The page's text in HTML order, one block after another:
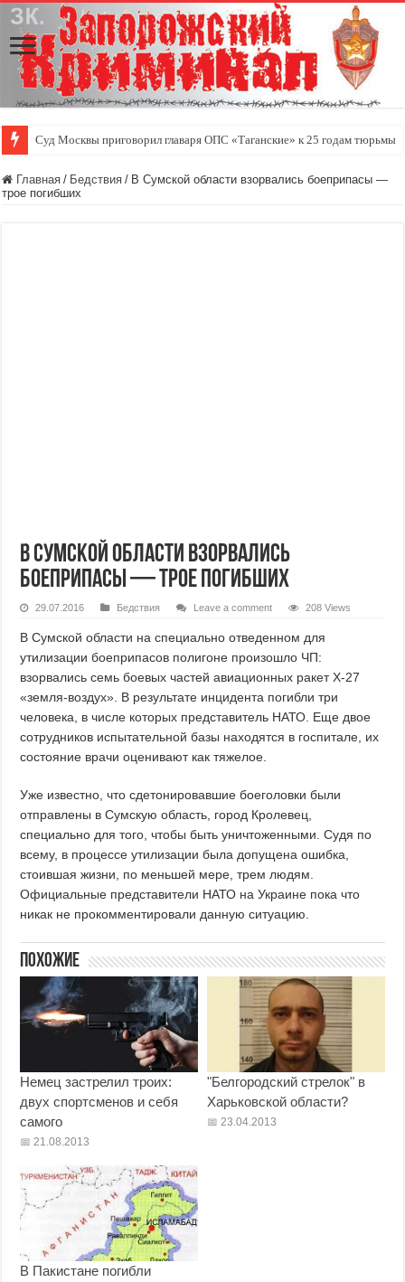
Суд Москвы приговорил главаря ОПС «Таганские» к 25 годам тюрьмы
Главная / Бедствия / В Сумской области взорвались боеприпасы —
трое погибших
В Сумской области взорвались
боеприпасы — трое погибших
29.07.2016 Бедствия Leave a comment 208 Views
В Сумской области на специально отведенном для
утилизации боеприпасов полигоне произошло ЧП:
взорвались семь боевых частей авиационных ракет Х-27
«земля-воздух». В результате инцидента погибли три
человека, в числе которых представитель НАТО. Еще двое
сотрудников испытательной базы находятся в госпитале, их
состояние врачи оценивают как тяжелое.
Уже известно, что сдетонировавшие боеголовки были
отправлены в Сумскую область, город Кролевец,
специально для того, чтобы быть уничтоженными. Судя по
всему, в процессе утилизации была допущена ошибка,
стоившая жизни, по меньшей мере, трем людям.
Официальные представители НАТО на Украине пока что
никак не прокомментировали данную ситуацию.
Похожие
Немец застрелил троих:
двух спортсменов и себя
самого
21.08.2013
"Белгородский стрелок" в
Харьковской области?
23.04.2013
В Пакистане погибли